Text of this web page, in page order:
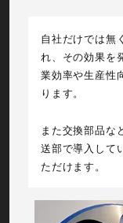
自社だけでは無
れ、その効果を
業効率や生産性
ります。
また交換部品な
送部で導入して
ただけます。